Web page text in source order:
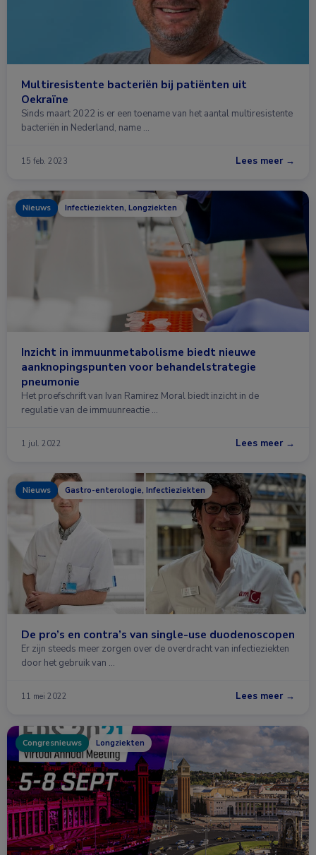
Multiresistente bacteriën bij patiënten uit
Oekraïne
Sinds maart 2022 is er een toename van het aantal multiresistente
bacteriën in Nederland, name …
15 feb. 2023 Lees meer →
Nieuws Infectieziekten, Longziekten
Inzicht in immuunmetabolisme biedt nieuwe
aanknopingspunten voor behandelstrategie
pneumonie
Het proefschrift van Ivan Ramirez Moral biedt inzicht in de
regulatie van de immuunreactie …
1 jul. 2022 Lees meer →
Nieuws Gastro-enterologie, Infectieziekten
De pro’s en contra’s van single-use duodenoscopen
Er zijn steeds meer zorgen over de overdracht van infectieziekten
door het gebruik van …
11 mei 2022 Lees meer →
Congresnieuws Longziekten